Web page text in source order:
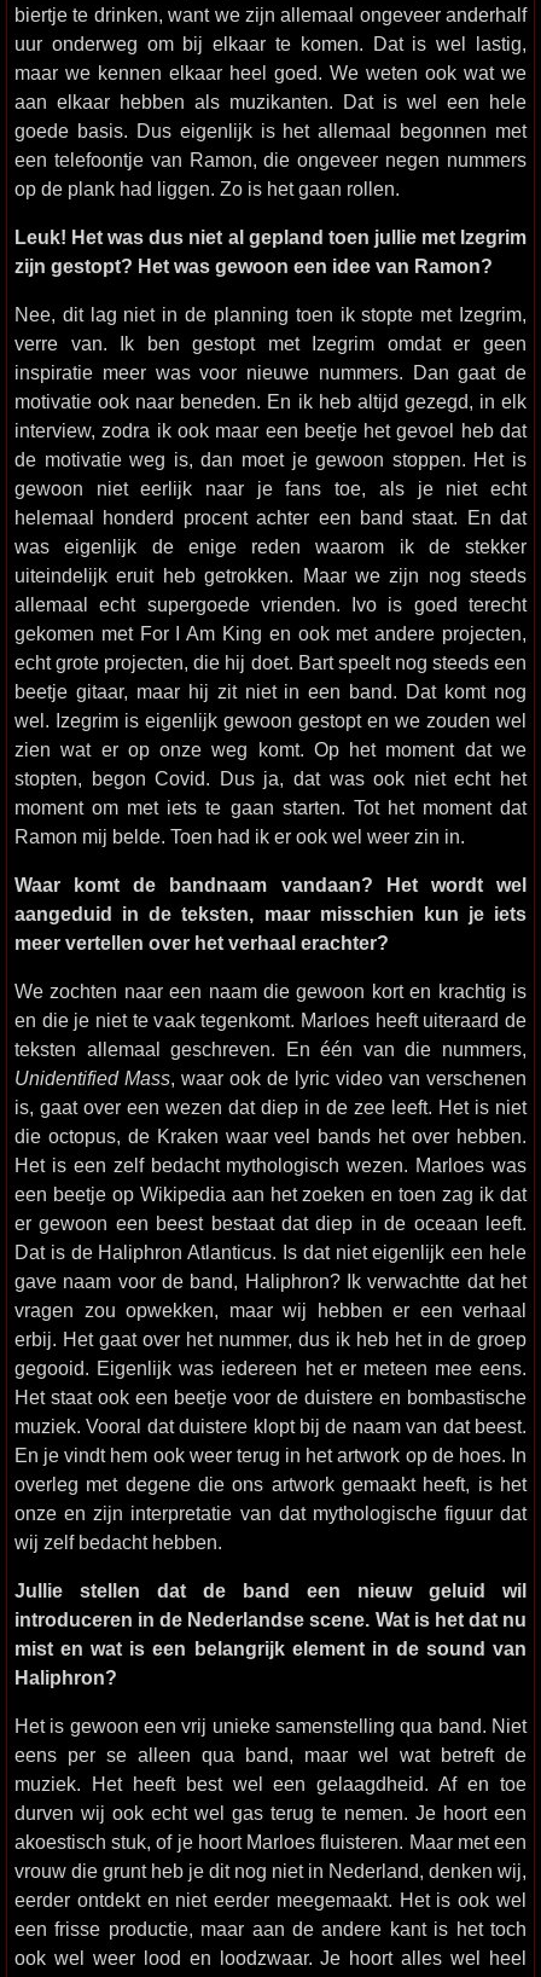
biertje te drinken, want we zijn allemaal ongeveer anderhalf
uur onderweg om bij elkaar te komen. Dat is wel lastig,
maar we kennen elkaar heel goed. We weten ook wat we
aan elkaar hebben als muzikanten. Dat is wel een hele
goede basis. Dus eigenlijk is het allemaal begonnen met
een telefoontje van Ramon, die ongeveer negen nummers
op de plank had liggen. Zo is het gaan rollen.
Leuk! Het was dus niet al gepland toen jullie met Izegrim
zijn gestopt? Het was gewoon een idee van Ramon?
Nee, dit lag niet in de planning toen ik stopte met Izegrim,
verre van. Ik ben gestopt met Izegrim omdat er geen
inspiratie meer was voor nieuwe nummers. Dan gaat de
motivatie ook naar beneden. En ik heb altijd gezegd, in elk
interview, zodra ik ook maar een beetje het gevoel heb dat
de motivatie weg is, dan moet je gewoon stoppen. Het is
gewoon niet eerlijk naar je fans toe, als je niet echt
helemaal honderd procent achter een band staat. En dat
was eigenlijk de enige reden waarom ik de stekker
uiteindelijk eruit heb getrokken. Maar we zijn nog steeds
allemaal echt supergoede vrienden. Ivo is goed terecht
gekomen met For I Am King en ook met andere projecten,
echt grote projecten, die hij doet. Bart speelt nog steeds een
beetje gitaar, maar hij zit niet in een band. Dat komt nog
wel. Izegrim is eigenlijk gewoon gestopt en we zouden wel
zien wat er op onze weg komt. Op het moment dat we
stopten, begon Covid. Dus ja, dat was ook niet echt het
moment om met iets te gaan starten. Tot het moment dat
Ramon mij belde. Toen had ik er ook wel weer zin in.
Waar komt de bandnaam vandaan? Het wordt wel
aangeduid in de teksten, maar misschien kun je iets
meer vertellen over het verhaal erachter?
We zochten naar een naam die gewoon kort en krachtig is
en die je niet te vaak tegenkomt. Marloes heeft uiteraard de
teksten allemaal geschreven. En één van die nummers,
Unidentified Mass, waar ook de lyric video van verschenen
is, gaat over een wezen dat diep in de zee leeft. Het is niet
die octopus, de Kraken waar veel bands het over hebben.
Het is een zelf bedacht mythologisch wezen. Marloes was
een beetje op Wikipedia aan het zoeken en toen zag ik dat
er gewoon een beest bestaat dat diep in de oceaan leeft.
Dat is de Haliphron Atlanticus. Is dat niet eigenlijk een hele
gave naam voor de band, Haliphron? Ik verwachtte dat het
vragen zou opwekken, maar wij hebben er een verhaal
erbij. Het gaat over het nummer, dus ik heb het in de groep
gegooid. Eigenlijk was iedereen het er meteen mee eens.
Het staat ook een beetje voor de duistere en bombastische
muziek. Vooral dat duistere klopt bij de naam van dat beest.
En je vindt hem ook weer terug in het artwork op de hoes. In
overleg met degene die ons artwork gemaakt heeft, is het
onze en zijn interpretatie van dat mythologische figuur dat
wij zelf bedacht hebben.
Jullie stellen dat de band een nieuw geluid wil
introduceren in de Nederlandse scene. Wat is het dat nu
mist en wat is een belangrijk element in de sound van
Haliphron?
Het is gewoon een vrij unieke samenstelling qua band. Niet
eens per se alleen qua band, maar wel wat betreft de
muziek. Het heeft best wel een gelaagdheid. Af en toe
durven wij ook echt wel gas terug te nemen. Je hoort een
akoestisch stuk, of je hoort Marloes fluisteren. Maar met een
vrouw die grunt heb je dit nog niet in Nederland, denken wij,
eerder ontdekt en niet eerder meegemaakt. Het is ook wel
een frisse productie, maar aan de andere kant is het toch
ook wel weer lood en loodzwaar. Je hoort alles wel heel